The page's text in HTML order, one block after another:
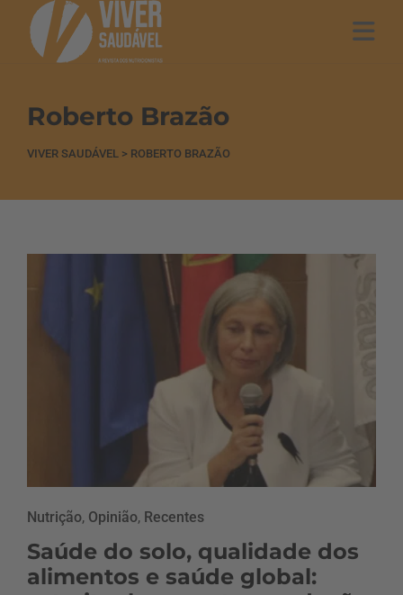
Roberto Brazão
VIVER SAUDÁVEL > ROBERTO BRAZÃO
Nutrição, Opinião, Recentes
Saúde do solo, qualidade dos
alimentos e saúde global: